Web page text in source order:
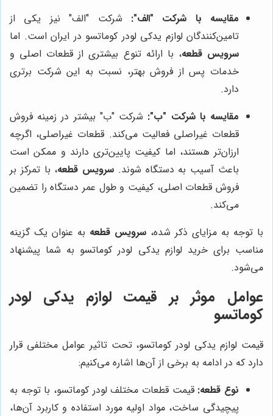
مقایسه با شرکت "الف": شرکت "الف" نیز یکی از
تامین‌کنندگان لوازم یدکی لودر کوماتسو در ایران است. اما
سرویس قطعه، با ارائه تنوع بیشتری از قطعات اصلی و
خدمات پس از فروش بهتر، نسبت به این شرکت برتری
دارد.
مقایسه با شرکت "ب": شرکت "ب" بیشتر در زمینه فروش
قطعات غیراصلی فعالیت می‌کند. قطعات غیراصلی، اگرچه
ارزان‌تر هستند، اما کیفیت پایین‌تری دارند و ممکن است
باعث آسیب به دستگاه شوند. سرویس قطعه، با تمرکز بر
فروش قطعات اصلی، کیفیت و طول عمر دستگاه را تضمین
می‌کند.
با توجه به مزایای ذکر شده، سرویس قطعه به عنوان یک گزینه
مناسب برای خرید لوازم یدکی لودر کوماتسو به شما پیشنهاد
می‌شود.
عوامل موثر بر قیمت لوازم یدکی لودر
کوماتسو
قیمت لوازم یدکی لودر کوماتسو، تحت تاثیر عوامل مختلفی قرار
دارد که در ادامه به برخی از آن‌ها اشاره می‌کنیم:
نوع قطعه: قیمت قطعات مختلف لودر کوماتسو، با توجه به
پیچیدگی ساخت، مواد اولیه مورد استفاده و کاربرد آن‌ها،